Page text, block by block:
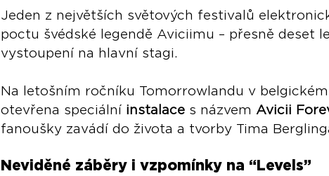
Jeden z největších světových festivalů
poctu švédské legendě Aviciimu – přesně deset
vystoupení na hlavní stagi.
Na letošním ročníku Tomorrowlandu v
otevřena speciální instalace s názvem Avicii
fanoušky zavádí do života a tvorby Tima
Neviděné záběry i vzpomínky na “Levels”